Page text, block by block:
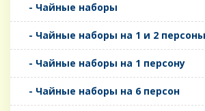
- Чайные наборы
- Чайные наборы на 1 и 2 персоны
- Чайные наборы на 1 персону
- Чайные наборы на 6 персон